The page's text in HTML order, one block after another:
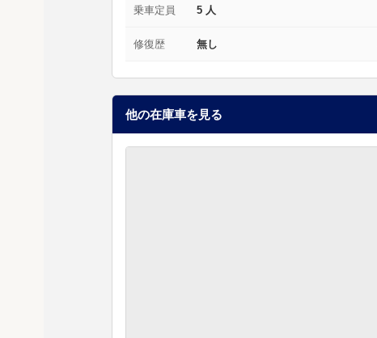
乗車定員 5 人
修復歴 無し
他の在庫車を見る